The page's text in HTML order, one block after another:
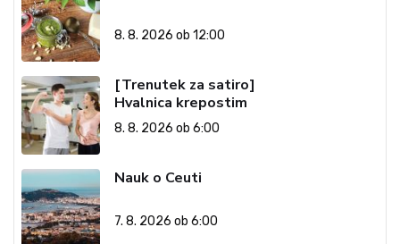
8. 8. 2026 ob 12:00
[Trenutek za satiro]
Hvalnica krepostim
8. 8. 2026 ob 6:00
Nauk o Ceuti
7. 8. 2026 ob 6:00